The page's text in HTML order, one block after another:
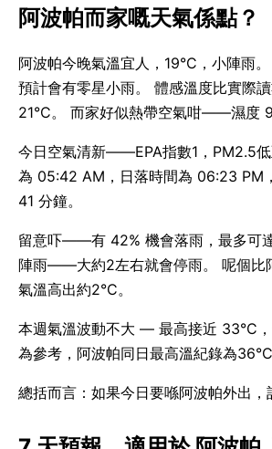
阿波帕而家嘅天氣係點？
阿波帕今晚氣溫宜人，19°C，小陣雨
預計會有零星小雨。 體感溫度比實際
21°C。 而家好似熱帶空氣咁——濕度
今日空氣清新——EPA指數1，PM2.5
為 05:42 AM，日落時間為 06:23 PM
41 分鐘。
留意吓——有 42% 機會落雨，最多可
陣雨——大約2左右就會停雨。 呢個比
氣溫高出約2°C。
本週氣溫波動不大 — 最高接近 33°C
為參考，阿波帕同日最高溫紀錄為36°C
總括而言：如果今日要喺阿波帕外出，